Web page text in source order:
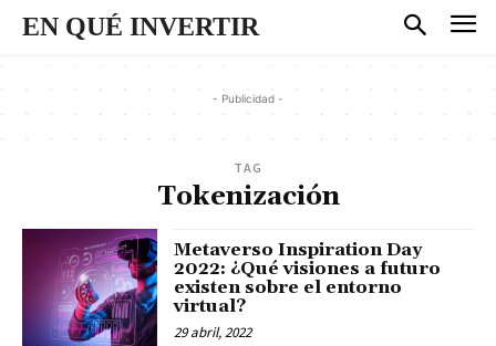
EN QUÉ INVERTIR
- Publicidad -
TAG
Tokenización
Metaverso Inspiration Day
2022: ¿Qué visiones a futuro
existen sobre el entorno
virtual?
29 abril, 2022